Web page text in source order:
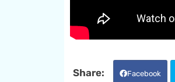
Facebook